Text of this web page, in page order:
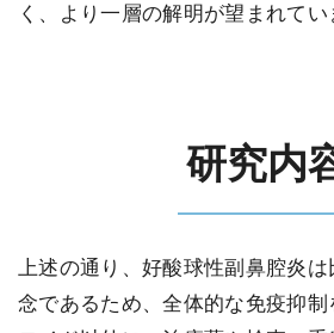
く、より一層の解明が望まれてい
研究内
上述の通り、好酸球性副鼻腔炎
念であるため、全体的な免疫抑